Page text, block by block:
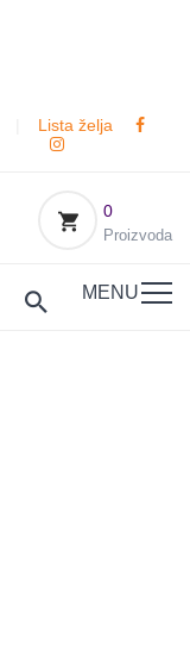
Lista želja
0
Proizvoda
MENU